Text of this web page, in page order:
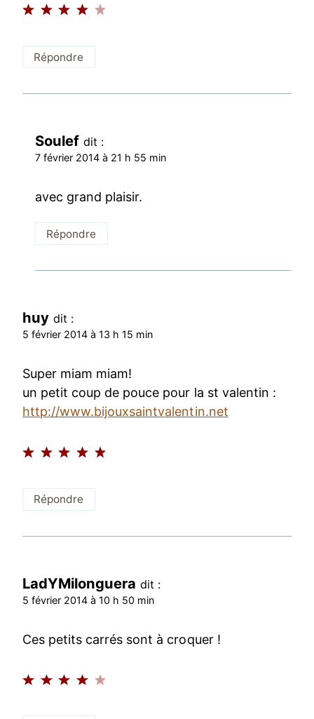
Répondre
Soulef dit :
7 février 2014 à 21 h 55 min
avec grand plaisir.
Répondre
huy dit :
5 février 2014 à 13 h 15 min
Super miam miam!
un petit coup de pouce pour la st valentin :
http://www.bijouxsaintvalentin.net
Répondre
LadYMilonguera dit :
5 février 2014 à 10 h 50 min
Ces petits carrés sont à croquer !